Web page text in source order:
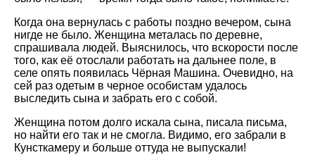
Когда она вернулась с работы поздно вечером, сына
нигде не было. Женщина металась по деревне,
спрашивала людей. Выяснилось, что вскорости после
того, как её отослали работать на дальнее поле, в
селе опять появилась Чёрная Машина. Очевидно, на
сей раз одетым в черное особистам удалось
выследить сына и забрать его с собой.
Женщина потом долго искала сына, писала письма,
но найти его так и не смогла. Видимо, его забрали в
Кунсткамеру и больше оттуда не выпускали!